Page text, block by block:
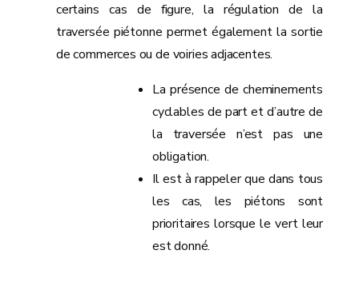
certains cas de figure, la régulation de la
traversée piétonne permet également la sortie
de commerces ou de voiries adjacentes.
La présence de cheminements
cyclables de part et d’autre de
la traversée n’est pas une
obligation.
Il est à rappeler que dans tous
les cas, les piétons sont
prioritaires lorsque le vert leur
est donné.